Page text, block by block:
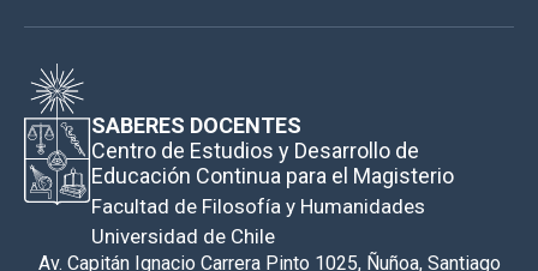
SABERES DOCENTES
Centro de Estudios y Desarrollo de
Educación Continua para el Magisterio
Facultad de Filosofía y Humanidades
Universidad de Chile
Av. Capitán Ignacio Carrera Pinto 1025, Ñuñoa, Santiago